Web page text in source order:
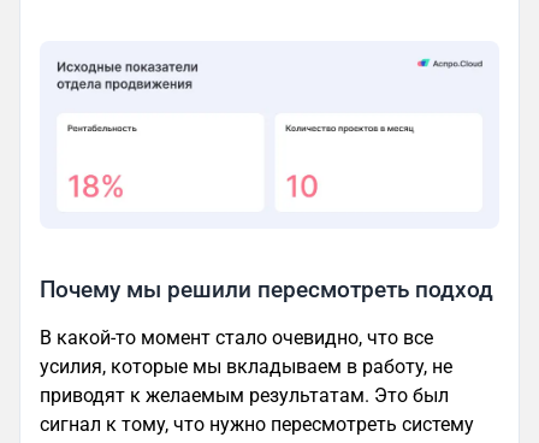
Почему мы решили пересмотреть подход
В какой-то момент стало очевидно, что все
усилия, которые мы вкладываем в работу, не
приводят к желаемым результатам. Это был
сигнал к тому, что нужно пересмотреть систему